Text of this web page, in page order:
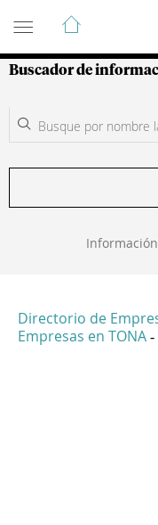
Guía de
Buscador de
Directorio de
Empresas en TONA -